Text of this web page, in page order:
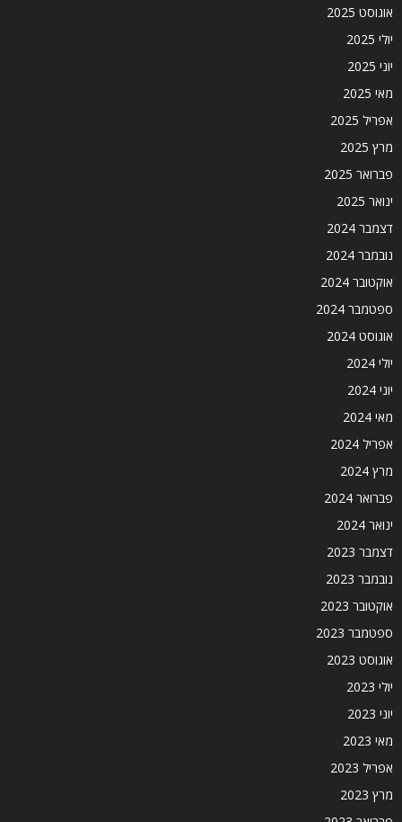
אוגוסט 2025
יולי 2025
יוני 2025
מאי 2025
אפריל 2025
מרץ 2025
פברואר 2025
ינואר 2025
דצמבר 2024
נובמבר 2024
אוקטובר 2024
ספטמבר 2024
אוגוסט 2024
יולי 2024
יוני 2024
מאי 2024
אפריל 2024
מרץ 2024
פברואר 2024
ינואר 2024
דצמבר 2023
נובמבר 2023
אוקטובר 2023
ספטמבר 2023
אוגוסט 2023
יולי 2023
יוני 2023
מאי 2023
אפריל 2023
מרץ 2023